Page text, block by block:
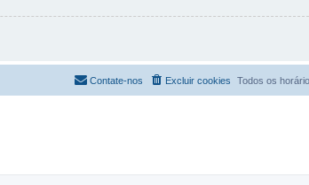
Todos os
Excluir cookies
Contate-nos